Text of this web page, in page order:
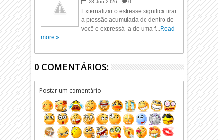
23 Jun 2026 0
Externalizar o estresse significa tirar
a pressão acumulada de dentro de
você e expressá-la de uma f...Read
more »
0 COMENTÁRIOS:
Postar um comentário